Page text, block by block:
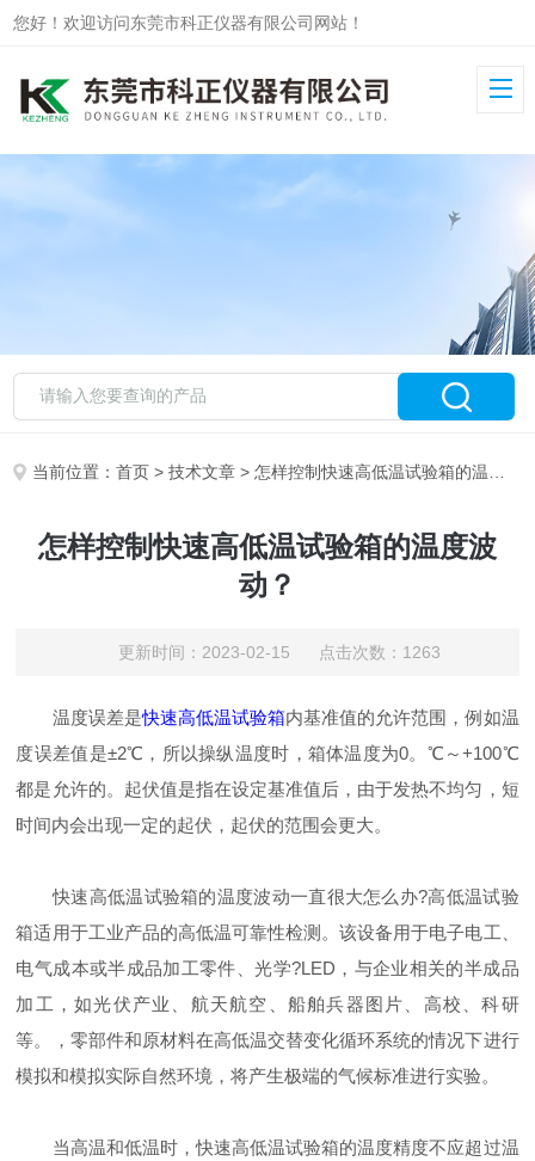
您好！欢迎访问东莞市科正仪器有限公司网站！
当前位置：首页 >技术文章 > 怎样控制快速高低温试验箱的温度波动？
怎样控制快速高低温试验箱的温度波
动？
更新时间：2023-02-15 点击次数：1263
温度误差是快速高低温试验箱内基准值的允许范围，例如温
度误差值是±2℃，所以操纵温度时，箱体温度为0。℃～+100℃
都是允许的。起伏值是指在设定基准值后，由于发热不均匀，短
时间内会出现一定的起伏，起伏的范围会更大。
快速高低温试验箱的温度波动一直很大怎么办?高低温试验
箱适用于工业产品的高低温可靠性检测。该设备用于电子电工、
电气成本或半成品加工零件、光学?LED，与企业相关的半成品
加工，如光伏产业、航天航空、船舶兵器图片、高校、科研
等。，零部件和原材料在高低温交替变化循环系统的情况下进行
模拟和模拟实际自然环境，将产生极端的气候标准进行实验。
当高温和低温时，快速高低温试验箱的温度精度不应超过温